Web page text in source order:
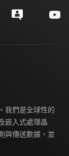
我們是全球性的
嵌入式處理晶
與傳送數據，並